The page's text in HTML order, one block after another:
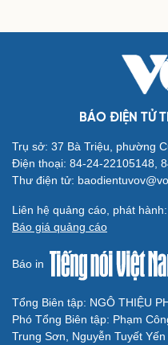
Săn Tour
check-in
Cải chính
BÁO ĐIỆN TỬ
Trụ sở: 37 Bà Triệu, phường
Điện thoại: 84-24-22105148,
Thư điện tử:
Liên hệ quảng cáo, phát
Báo giá quảng cáo
Báo in
Tổng Biên tập: NGÔ THIỆU
Phó Tổng Biên tập: Phạm
Trung Sơn, Nguyễn Tuyết Yến